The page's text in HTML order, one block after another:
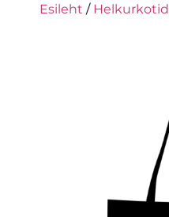
Esileht / Helkurkotid